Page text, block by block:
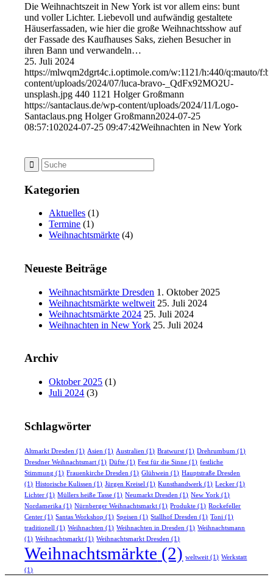
Die Weihnachtszeit in New York ist vor allem eins: bunt
und voller Lichter. Liebevoll und aufwändig gestaltete
Häuserfassaden, wie hier die große Weihnachtsshow auf
der Fassade des Kaufhauses Saks, ziehen Besucher in
ihren Bann und verwandeln…
25. Juli 2024
https://mlwqm2dgrt4c.i.optimole.com/w:1121/h:440/q:mauto/
content/uploads/2024/07/luca-bravo-_QdFx92MO2U-
unsplash.jpg 440 1121 Holger Großmann
https://santaclaus.de/wp-content/uploads/2024/11/Logo-
Santaclaus.png Holger Großmann2024-07-25
08:57:102024-07-25 09:47:42Weihnachten in New York
Kategorien
Aktuelles (1)
Termine (1)
Weihnachtsmärkte (4)
Neueste Beiträge
Weihnachtsmärkte Dresden 1. Oktober 2025
Weihnachtsmärkte weltweit 25. Juli 2024
Weihnachtsmärkte 2024 25. Juli 2024
Weihnachten in New York 25. Juli 2024
Archiv
Oktober 2025 (1)
Juli 2024 (3)
Schlagwörter
Altmarkt Dresden (1) Asien (1) Australien (1) Bratwurst (1) Drehrumbum (1)
Dresdner Weihnachtsmart (1) Düfte (1) Fest für die Sinne (1) festliche
Stimmung (1) Frauenkirche Dresden (1) Glühwein (1) Hauptstraße Dresden
(1) Historische Kulissen (1) Jürgen Kreisel (1) Kunsthandwerk (1) Lecker (1)
Lichter (1) Müllers heiße Tasse (1) Neumarkt Dresden (1) New York (1)
Nordamerika (1) Nürnberger Weihnachtsmarkt (1) Produkte (1) Rockefeller
Center (1) Santas Workshop (1) Speisen (1) Stallhof Dresden (1) Toni (1)
traditionell (1) Weihnachten (1) Weihnachten in Dresden (1) Weihnachtsmann
(1) Weihnachtsmarkt (1) Weihnachtsmarkt Dresden (1)
Weihnachtsmärkte (2) weltweit (1) Werkstatt
(1)